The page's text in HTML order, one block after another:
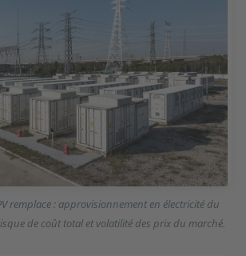
remplace : approvisionnement en électricité du
de coût total et volatilité des prix du marché.